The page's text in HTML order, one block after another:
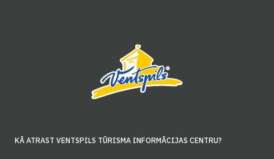
KĀ ATRAST VENTSPILS TŪRISMA INFORMĀCIJAS CENTRU?